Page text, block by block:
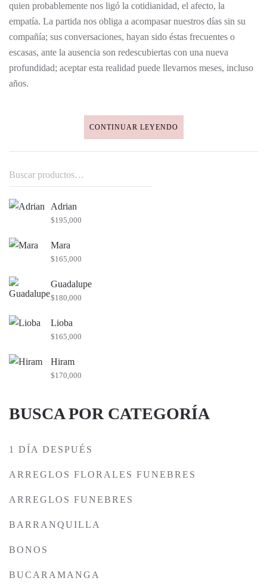
quien probablemente nos ligó la cotidianidad, el afecto, la
empatía. La partida nos obliga a acompasar nuestros días sin su
compañía; sus conversaciones, hayan sido éstas frecuentes o
escasas, ante la ausencia son redescubiertas con una nueva
profundidad; aceptar esta realidad puede llevarnos meses, incluso
años.
CONTINUAR LEYENDO
Buscar
por:
Adrian
$195,000
Mara
$165,000
Guadalupe
$180,000
Lioba
$165,000
Hiram
$170,000
BUSCA POR CATEGORÍA
1 DÍA DESPUÉS
ARREGLOS FLORALES FUNEBRES
ARREGLOS FUNEBRES
BARRANQUILLA
BONOS
BUCARAMANGA